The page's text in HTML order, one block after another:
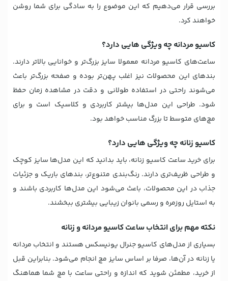
بررسی قرار می‌دهیم که این موضوع را به سادگی برای شما روشن
خواهند کرد.
کاسیو مردانه چه ویژگی هایی دارد؟
ساعت‌های کاسیو مردانه معمولا سایز بزرگ‌تر و خوانایی بالاتر دارند.
بندهای این محصولات نیز اغلب پهن‌تر بوده و صفحه بزرگ‌تر باعث
می‌شوند راحتی در استفاده طولانی و دقت در مشاهده زمان حفظ
شود. طراحی این مدل‌ها بیشتر کاربردی و کلاسیک است و برای
مچ‌های متوسط تا بزرگ مناسب خواهد بود.
کاسیو زنانه چه ویژگی هایی دارد؟
برای خرید ساعت کاسیو زنانه، باید بدانید که این مدل‌ها سایز کوچک
و طراحی ظریف‌تری دارند. رنگ‌بندی متنوع‌تر، بندهای باریک و جزئیات
جذاب در این محصولات، باعث می‌شود این مدل‌ها کاربردی باشند و
به استایل روزمره و رسمی بانوان زیبایی بیشتری ببخشند.
نکته مهم برای انتخاب ساعت کاسیو مردانه و زنانه
بسیاری از مدل‌های کاسیو جنرال یونیسکس هستند و انتخاب مردانه
یا زنانه در آن‌ها، صرفا بر اساس سایز مچ انجام می‌شود. بنابراین قبل
از خرید، مطمئن شوید که اندازه و راحتی ساعت با مچ شما هماهنگ